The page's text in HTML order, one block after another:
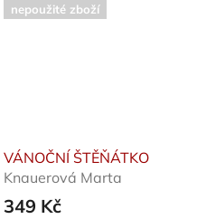
nepoužité zboží
VÁNOČNÍ ŠTĚŇÁTKO
Knauerová Marta
349 Kč